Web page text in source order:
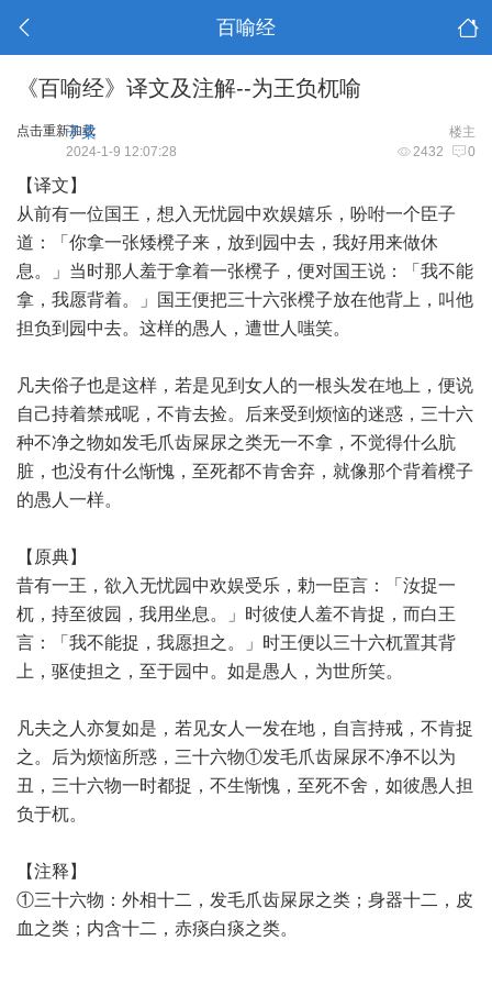
百喻经
《百喻经》译文及注解--为王负杌喻
点击重新加载 楼主
子柔
2432 0
2024-1-9 12:07:28
【译文】
从前有一位国王，想入无忧园中欢娱嬉乐，吩咐一个臣子
道：「你拿一张矮櫈子来，放到园中去，我好用来做休
息。」当时那人羞于拿着一张櫈子，便对国王说：「我不能
拿，我愿背着。」国王便把三十六张櫈子放在他背上，叫他
担负到园中去。这样的愚人，遭世人嗤笑。
凡夫俗子也是这样，若是见到女人的一根头发在地上，便说
自己持着禁戒呢，不肯去捡。后来受到烦恼的迷惑，三十六
种不净之物如发毛爪齿屎尿之类无一不拿，不觉得什么肮
脏，也没有什么惭愧，至死都不肯舍弃，就像那个背着櫈子
的愚人一样。
【原典】
昔有一王，欲入无忧园中欢娱受乐，勅一臣言：「汝捉一
杌，持至彼园，我用坐息。」时彼使人羞不肯捉，而白王
言：「我不能捉，我愿担之。」时王便以三十六杌置其背
上，驱使担之，至于园中。如是愚人，为世所笑。
凡夫之人亦复如是，若见女人一发在地，自言持戒，不肯捉
之。后为烦恼所惑，三十六物①发毛爪齿屎尿不净不以为
丑，三十六物一时都捉，不生惭愧，至死不舍，如彼愚人担
负于杌。
【注释】
①三十六物：外相十二，发毛爪齿屎尿之类；身器十二，皮
血之类；内含十二，赤痰白痰之类。